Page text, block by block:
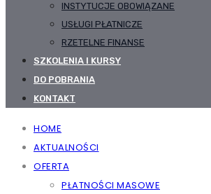
INSTYTUCJE OBOWIĄZANE
USŁUGI PŁATNICZE
RZETELNE FINANSE
SZKOLENIA I KURSY
DO POBRANIA
KONTAKT
HOME
AKTUALNOŚCI
OFERTA
PŁATNOŚCI MASOWE